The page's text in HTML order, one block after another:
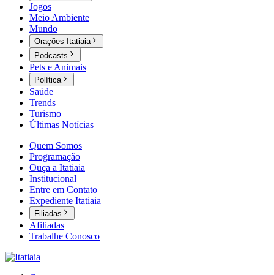
Jogos
Meio Ambiente
Mundo
Orações Itatiaia
Podcasts
Pets e Animais
Política
Saúde
Trends
Turismo
Últimas Notícias
Quem Somos
Programação
Ouça a Itatiaia
Institucional
Entre em Contato
Expediente Itatiaia
Filiadas
Afiliadas
Trabalhe Conosco